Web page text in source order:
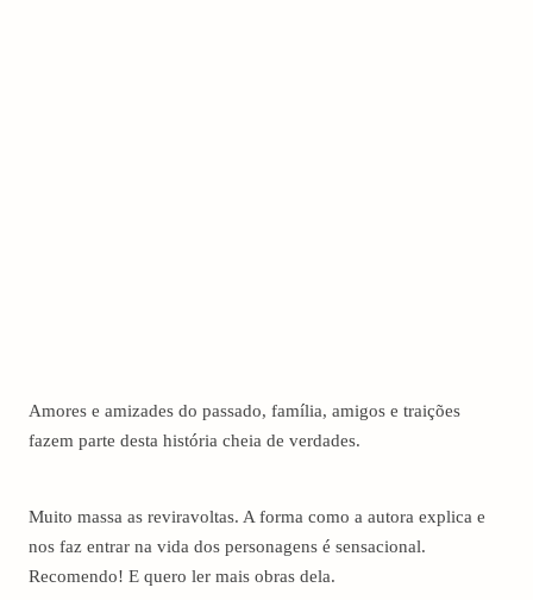
Amores e amizades do passado, família, amigos e traições
fazem parte desta história cheia de verdades.
Muito massa as reviravoltas. A forma como a autora explica e
nos faz entrar na vida dos personagens é sensacional.
Recomendo! E quero ler mais obras dela.